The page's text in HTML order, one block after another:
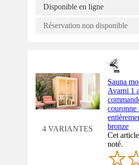
Disponible en ligne
Réservation non disponible
4 VARIANTES
Sauna
Avarni 1
couronne
bronze
Cet
noté.